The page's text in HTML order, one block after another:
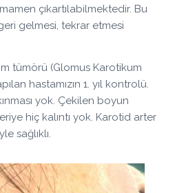
çıkartılabilmektedir. Bu
gelmesi, tekrar etmesi
tümörü (Glomus Karotikum
hastamızın 1. yıl kontrolü.
yok. Çekilen boyun
hiç kalıntı yok. Karotid arter
sağlıklı.